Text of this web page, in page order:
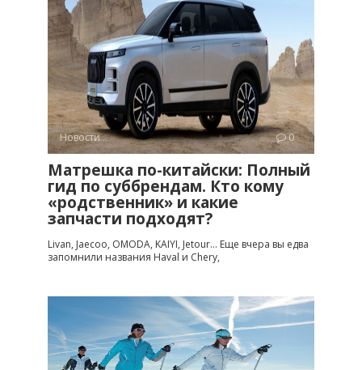
Новости 0
Матрешка по-китайски: Полный
гид по суббрендам. Кто кому
«родственник» и какие
запчасти подходят?
Livan, Jaecoo, OMODA, KAIYI, Jetour… Еще вчера вы едва
запомнили названия Haval и Chery,